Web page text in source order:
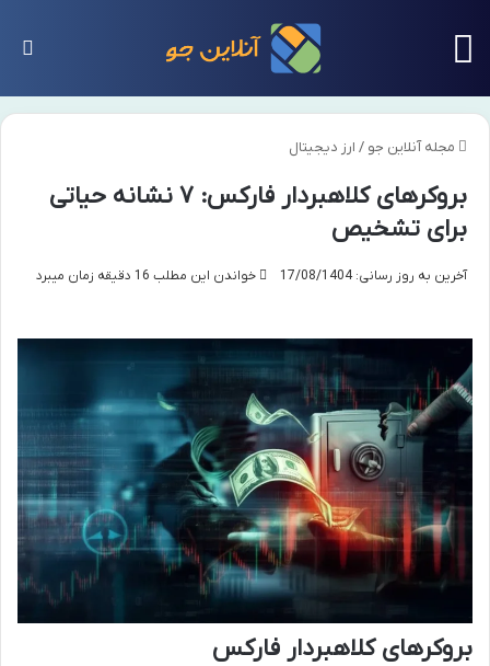
مجله آنلاین جو / ارز دیجیتال
بروکرهای کلاهبردار فارکس: ۷ نشانه حیاتی
برای تشخیص
آخرین به روز رسانی: 17/08/1404 خواندن این مطلب 16 دقیقه زمان میبرد
بروکرهای کلاهبردار فارکس